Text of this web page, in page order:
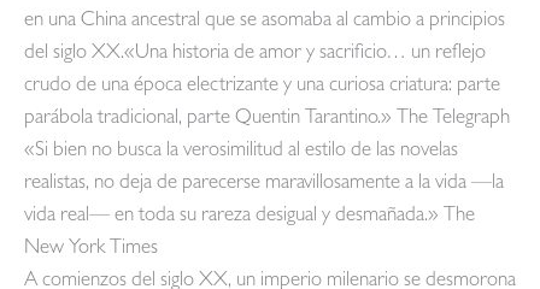
en una China ancestral que se asomaba al cambio a principios
del siglo XX.«Una historia de amor y sacrificio… un reflejo
crudo de una época electrizante y una curiosa criatura: parte
parábola tradicional, parte Quentin Tarantino.» The Telegraph
«Si bien no busca la verosimilitud al estilo de las novelas
realistas, no deja de parecerse maravillosamente a la vida —la
vida real— en toda su rareza desigual y desmañada.» The
New York Times
A comienzos del siglo XX, un imperio milenario se desmorona